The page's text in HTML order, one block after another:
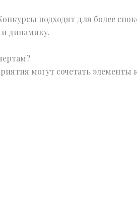
подходят для более
динамику.
могут сочетать элементы